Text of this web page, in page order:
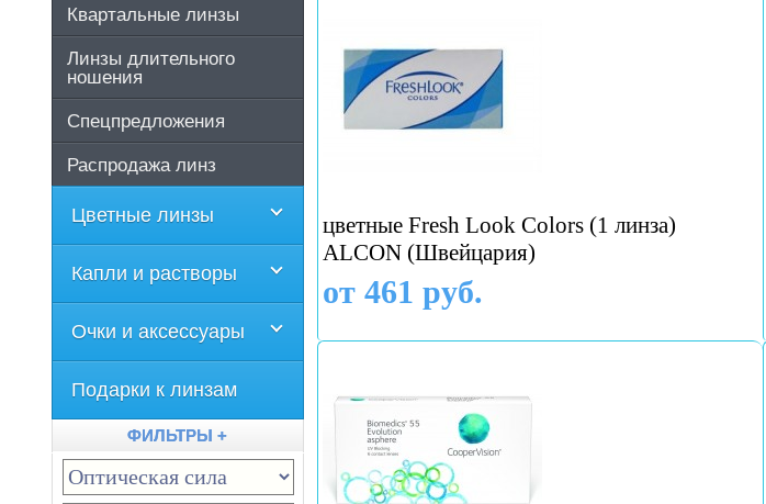
цветные Fresh Look Colors (1 линза)
ALCON (Швейцария)
от 461 руб.
Квартальные линзы
Линзы длительного
ношения
Спецпредложения
Распродажа линз
Цветные линзы
Капли и растворы
Очки и аксессуары
Подарки к линзам
ФИЛЬТРЫ +